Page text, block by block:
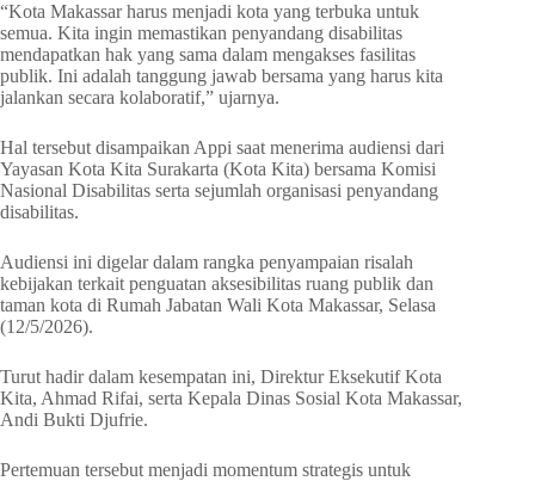
“Kota Makassar harus menjadi kota yang terbuka untuk
semua. Kita ingin memastikan penyandang disabilitas
mendapatkan hak yang sama dalam mengakses fasilitas
publik. Ini adalah tanggung jawab bersama yang harus kita
jalankan secara kolaboratif,” ujarnya.
Hal tersebut disampaikan Appi saat menerima audiensi dari
Yayasan Kota Kita Surakarta (Kota Kita) bersama Komisi
Nasional Disabilitas serta sejumlah organisasi penyandang
disabilitas.
Audiensi ini digelar dalam rangka penyampaian risalah
kebijakan terkait penguatan aksesibilitas ruang publik dan
taman kota di Rumah Jabatan Wali Kota Makassar, Selasa
(12/5/2026).
Turut hadir dalam kesempatan ini, Direktur Eksekutif Kota
Kita, Ahmad Rifai, serta Kepala Dinas Sosial Kota Makassar,
Andi Bukti Djufrie.
Pertemuan tersebut menjadi momentum strategis untuk